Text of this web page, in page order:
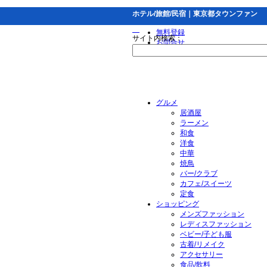
ホテル/旅館/民宿｜東京都タウンファン
無料登録
お問合せ
サイト内検索：
グルメ
居酒屋
ラーメン
和食
洋食
中華
焼鳥
バー/クラブ
カフェ/スイーツ
定食
ショッピング
メンズファッション
レディスファッション
ベビー/子ども服
古着/リメイク
アクセサリー
食品/飲料